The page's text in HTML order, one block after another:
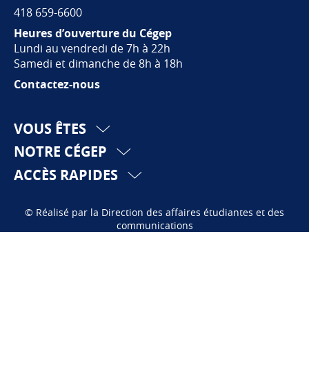
418 659-6600
Heures d’ouverture du Cégep
Lundi au vendredi de 7h à 22h
Samedi et dimanche de 8h à 18h
Contactez-nous
VOUS ÊTES
NOTRE CÉGEP
ACCÈS RAPIDES
© Réalisé par la Direction des affaires étudiantes et des
communications